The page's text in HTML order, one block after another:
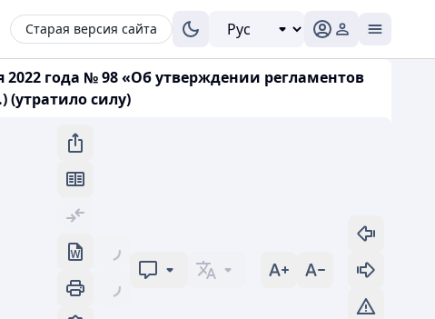
Старая версия сайта
года № 98 «Об утверждении регламентов
силу)